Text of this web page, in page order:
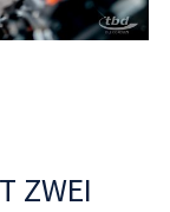
ZWEI